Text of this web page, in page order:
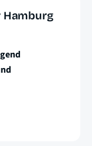
Hamburg